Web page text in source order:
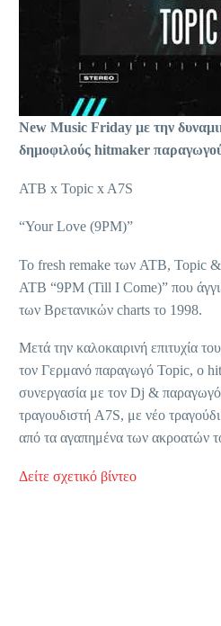
New Music Friday με την
δημοφιλούς hitmaker
ATB x Topic x A7S
“Your Love (9PM)”
To fresh remake των ATB, Topic
ATB “9PM (Till I Come)” που
των Βρετανικών charts το 1998.
Μετά την καλοκαιρινή επιτυχία
τον Γερμανό παραγωγό Topic, ο
συνεργασία με τον Dj &
τραγουδιστή A7S, με νέο
από τα αγαπημένα των ακροατών
Δείτε σχετικό βίντεο